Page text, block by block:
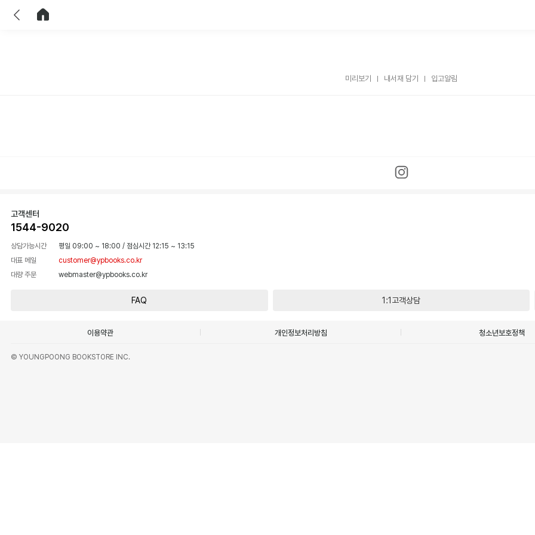
미리보기 내서재 담기 입고알림
고객센터
1544-9020
상담가능시간 평일 09:00 ~ 18:00 / 점심시간 12:15 ~ 13:15
대표 메일
customer@ypbooks.co.kr
대량 주문
webmaster@ypbooks.co.kr
FAQ 1:1고객상담
이용약관 개인정보처리방침 청소년보호정책
© YOUNGPOONG BOOKSTORE INC.